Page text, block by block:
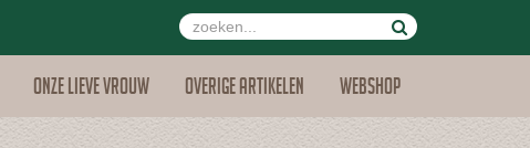
Onze lieve vrouw Overige artikelen Webshop